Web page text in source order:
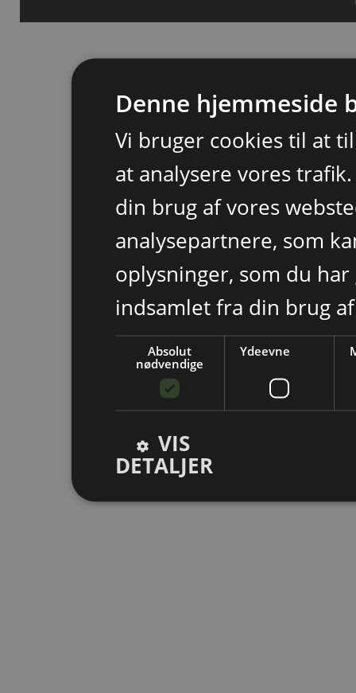
Denne hjemmeside
Vi bruger cookies til at
at analysere vores
din brug af vores
analysepartnere, som
oplysninger, som du
indsamlet fra din brug
Absolut
nødvendige
Ydeevne
VIS
DETALJER